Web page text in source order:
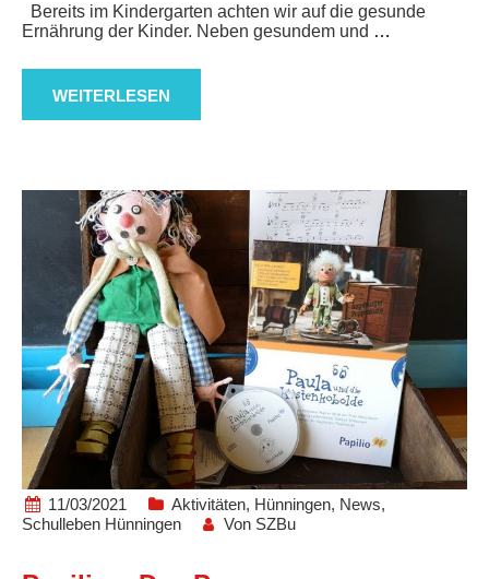
Bereits im Kindergarten achten wir auf die gesunde
Ernährung der Kinder. Neben gesundem und …
WEITERLESEN
11/03/2021 Aktivitäten, Hünningen, News,
Schulleben Hünningen
Von SZBu